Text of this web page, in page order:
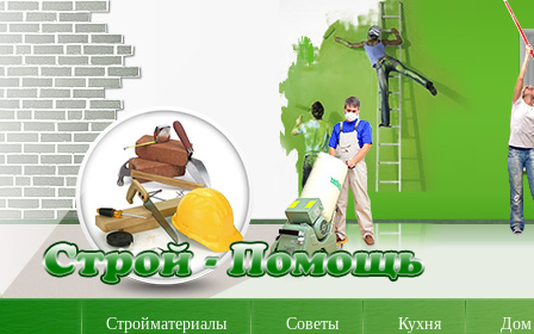
Стройматериалы Советы Кухня Дом